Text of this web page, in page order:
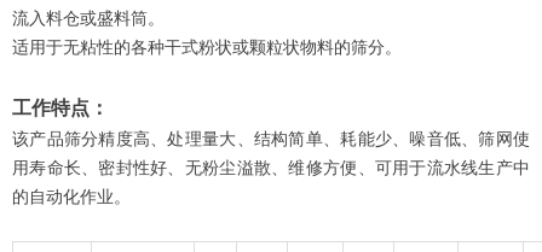
流入料仓或盛料筒。
适用于无粘性的各种干式粉状或颗粒状物料的筛分。
工作特点：
该产品筛分精度高、处理量大、结构简单、耗能少、噪音低、筛网使
用寿命长、密封性好、无粉尘溢散、维修方便、可用于流水线生产中
的自动化作业。